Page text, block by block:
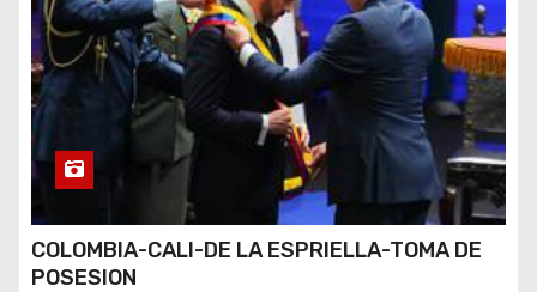
COLOMBIA-CALI-DE LA ESPRIELLA-TOMA DE
POSESION